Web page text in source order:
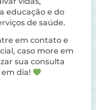
educação e do
de saúde.
em contato e
caso more em
sua consulta
dia!